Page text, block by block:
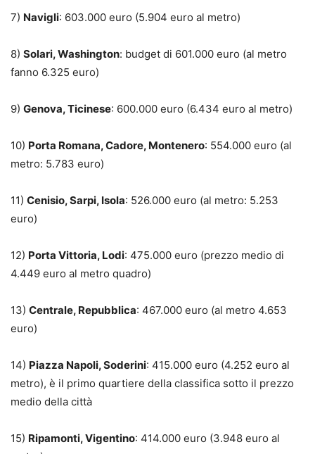
7) Navigli: 603.000 euro (5.904 euro al metro)
8) Solari, Washington: budget di 601.000 euro (al metro
fanno 6.325 euro)
9) Genova, Ticinese: 600.000 euro (6.434 euro al metro)
10) Porta Romana, Cadore, Montenero: 554.000 euro (al
metro: 5.783 euro)
11) Cenisio, Sarpi, Isola: 526.000 euro (al metro: 5.253
euro)
12) Porta Vittoria, Lodi: 475.000 euro (prezzo medio di
4.449 euro al metro quadro)
13) Centrale, Repubblica: 467.000 euro (al metro 4.653
euro)
14) Piazza Napoli, Soderini: 415.000 euro (4.252 euro al
metro), è il primo quartiere della classifica sotto il prezzo
medio della città
15) Ripamonti, Vigentino: 414.000 euro (3.948 euro al